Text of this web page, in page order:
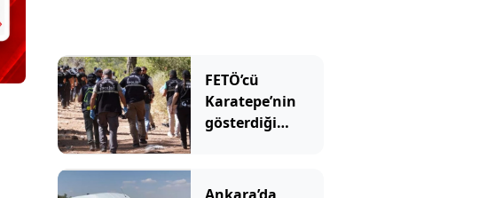
FETÖ’cü
Karatepe’nin
gösterdiği
açıklandı